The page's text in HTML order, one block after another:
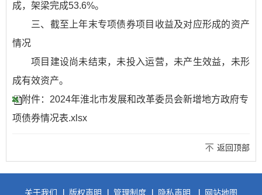
成，架梁完成53.6%。
三、截至上年末专项债券项目收益及对应形成的资产
情况
项目建设尚未结束，未投入运营，未产生效益，未形
成有效资产。
附件：2024年淮北市发展和改革委员会新增地方政府专
项债券情况表.xlsx
返回顶部
关于我们 版权声明 管理制度 隐私声明 网站地图